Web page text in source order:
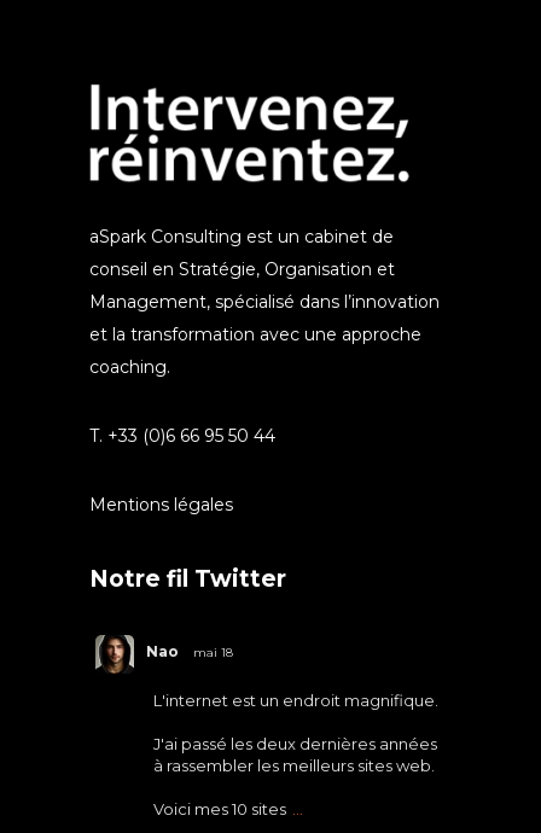
aSpark Consulting est un cabinet de
conseil en Stratégie, Organisation et
Management, spécialisé dans l’innovation
et la transformation avec une approche
coaching.
T. +33 (0)6 66 95 50 44
Mentions légales
Notre fil Twitter
Nao mai 18
L'internet est un endroit magnifique.
J'ai passé les deux dernières années
à rassembler les meilleurs sites web.
Voici mes 10 sites